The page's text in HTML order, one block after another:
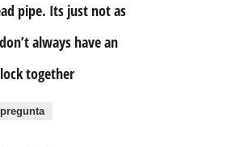
pipe. Its just not as
always have an
together